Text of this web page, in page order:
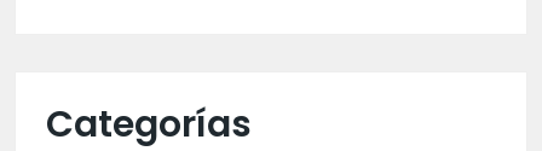
Categorías